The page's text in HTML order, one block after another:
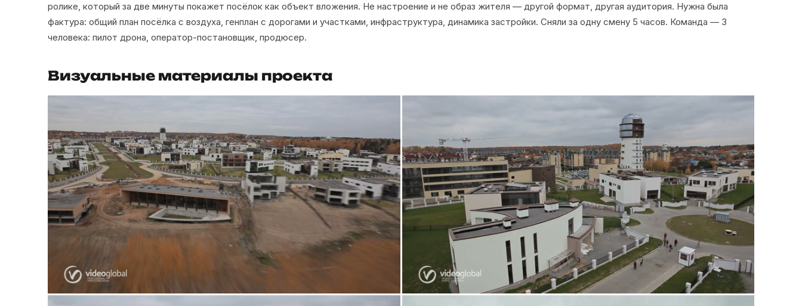
ролике, который за две минуты покажет посёлок как объект вложения. Не настроение и не образ жителя — другой формат, другая аудитория. Нужна была
фактура: общий план посёлка с воздуха, генплан с дорогами и участками, инфраструктура, динамика застройки. Сняли за одну смену 5 часов. Команда — 3
человека: пилот дрона, оператор-постановщик, продюсер.
Визуальные материалы проекта